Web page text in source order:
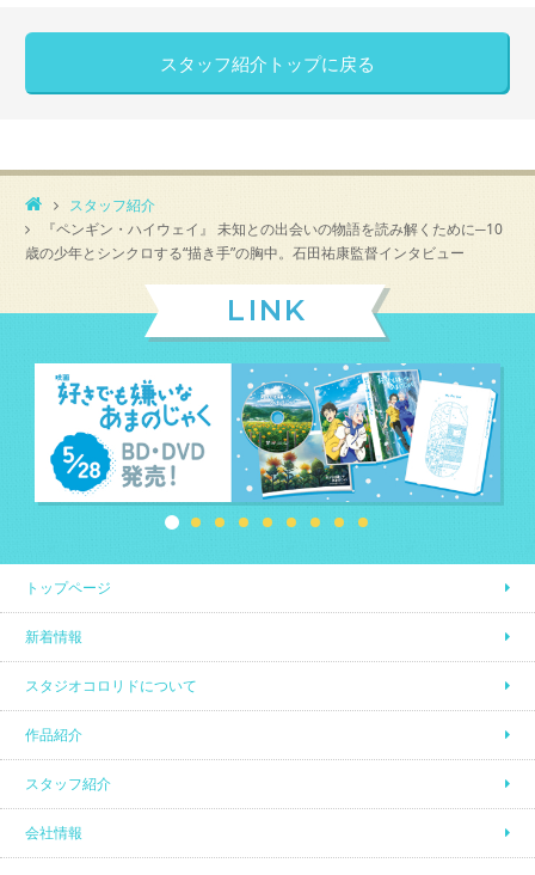
スタッフ紹介トップに戻る
スタッフ紹介
『ペンギン・ハイウェイ』 未知との出会いの物語を読み解くために─10
歳の少年とシンクロする“描き手”の胸中。石田祐康監督インタビュー
LINK
トップページ
新着情報
スタジオコロリドについて
作品紹介
スタッフ紹介
会社情報